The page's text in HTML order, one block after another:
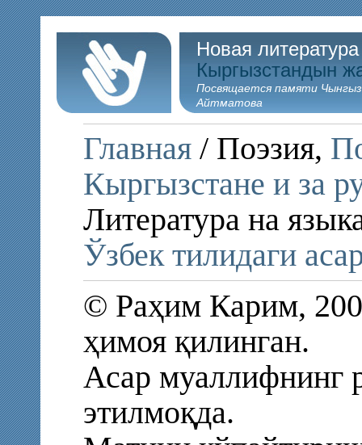
Новая
Кыргызстандын
Посвящается памяти
Айтматова
Главная / Поэзия,
Кыргызстане и за
Литература на
Ўзбек тилидаги
© Раҳим Карим,
ҳимоя қилинган.
Асар муаллифнинг
этилмоқда.